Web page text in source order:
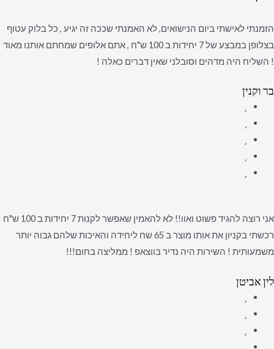
הזמנתי לאישתי ביום הנישואים, לא האמנתי שככה זה יגיע , כל בלוק עטוף
בצלופן במבצע של 7 יחידות ב 100 ש"ח , אתם אלופים שמחתם אותנו מאוד
! השליח היה מדהים וסובלני שאין דברים כאלה !
בר וקנין
אני רוצה להגיד פשוט ואוו!! לא להאמין שאפשר לקנות 7 יחידות ב 100 ש"ח
רכשתי בקניון את אותו מוצר ב 65 שח ליחידה והאיכות שלהם גבוה יותר
משמעותית ! השירות היה נדיר בווצאפ ! ממליצה בחום!!!
לין אביטן